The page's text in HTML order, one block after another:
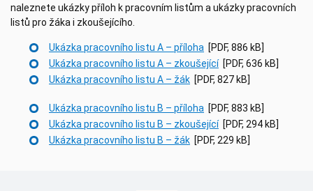
naleznete ukázky příloh k pracovním listům a ukázky pracovních
listů pro žáka i zkoušejícího.
Ukázka pracovního listu A – příloha [PDF, 886 kB]
Ukázka pracovního listu A – zkoušející[PDF, 636 kB]
Ukázka pracovního listu A – žák [PDF, 827 kB]
Ukázka pracovního listu B – příloha [PDF, 883 kB]
Ukázka pracovního listu B – zkoušející[PDF, 294 kB]
Ukázka pracovního listu B – žák [PDF, 229 kB]